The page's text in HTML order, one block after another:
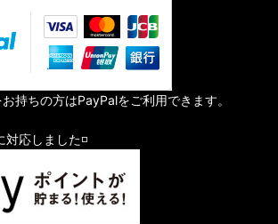
持ちの方はPayPalをご利用できます。
対応しました◽️